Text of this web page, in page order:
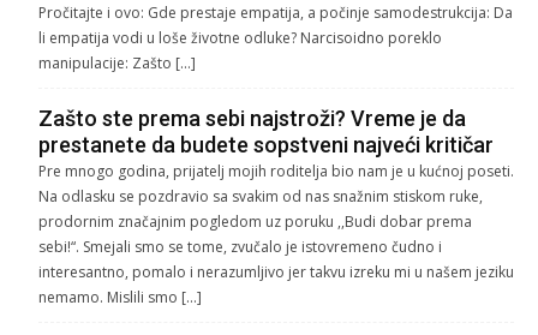
Pročitajte i ovo: Gde prestaje empatija, a počinje samodestrukcija: Da
li empatija vodi u loše životne odluke? Narcisoidno poreklo
manipulacije: Zašto […]
Zašto ste prema sebi najstroži? Vreme je da
prestanete da budete sopstveni najveći kritičar
Pre mnogo godina, prijatelj mojih roditelja bio nam je u kućnoj poseti.
Na odlasku se pozdravio sa svakim od nas snažnim stiskom ruke,
prodornim značajnim pogledom uz poruku ,,Budi dobar prema
sebi!“. Smejali smo se tome, zvučalo je istovremeno čudno i
interesantno, pomalo i nerazumljivo jer takvu izreku mi u našem jeziku
nemamo. Mislili smo […]